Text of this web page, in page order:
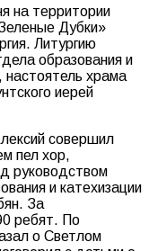
на территории
Дубки»
Литургию
образования и
настоятель храма
иерей
совершил
пел хор,
руководством
и катехизации
За
ребят. По
о Светлом